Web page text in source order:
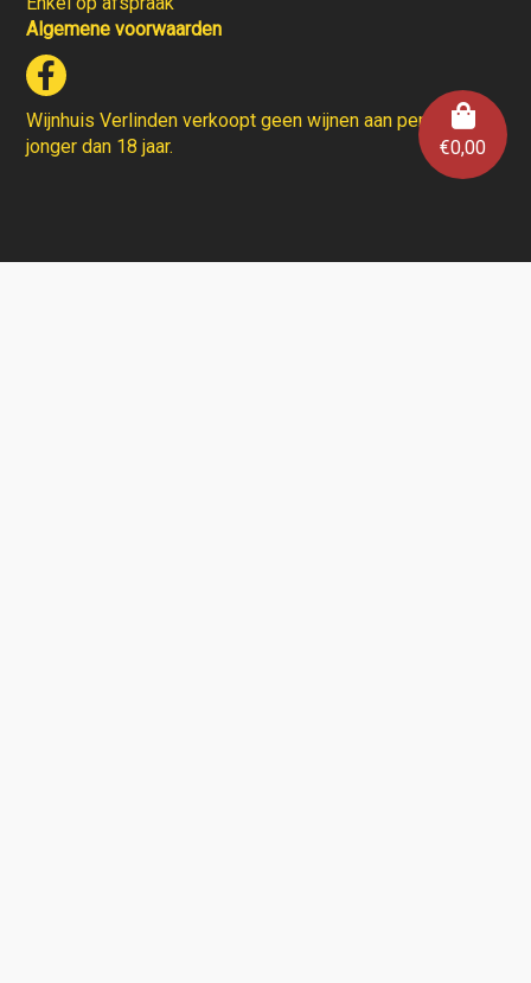
€0,00
Algemene voorwaarden
Wijnhuis Verlinden verkoopt geen wijnen aan personen
jonger dan 18 jaar.